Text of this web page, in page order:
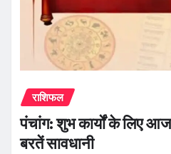
राशिफल
पंचांग: शुभ कार्यों के लिए
बरतें सावधानी